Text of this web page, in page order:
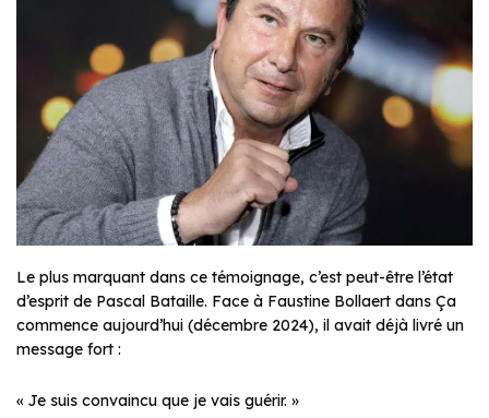
Le plus marquant dans ce témoignage, c’est peut-être l’état
d’esprit de Pascal Bataille. Face à Faustine Bollaert dans Ça
commence aujourd’hui (décembre 2024), il avait déjà livré un
message fort :
« Je suis convaincu que je vais guérir. »